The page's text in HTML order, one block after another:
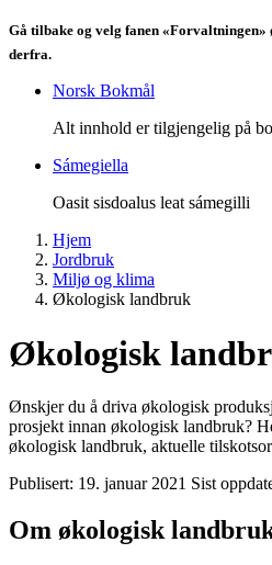
Gå tilbake og velg fanen «Forvaltningen»
derfra.
Norsk Bokmål
Alt innhold er tilgjengelig på
Sámegiella
Oasit sisdoalus leat sámegilli
Hjem
Jordbruk
Miljø og klima
Økologisk landbruk
Økologisk
Ønskjer du å driva økologisk
prosjekt innan økologisk landbruk?
økologisk landbruk, aktuelle
Publisert: 19. januar 2021 Sist
Om økologisk